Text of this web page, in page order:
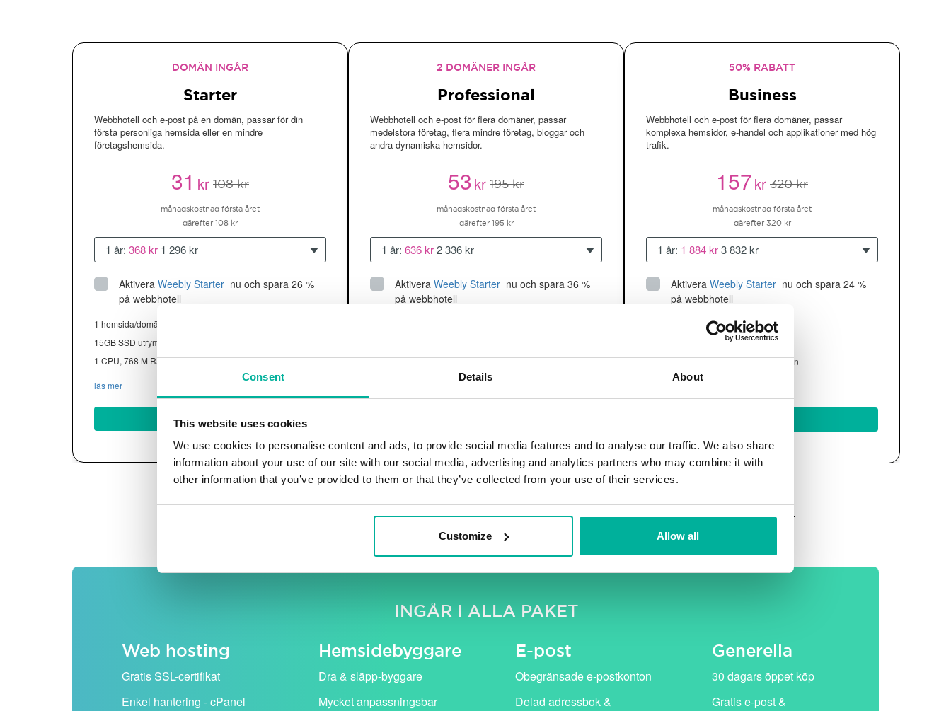
Consent Details About
This website uses cookies
We use cookies to personalise content and ads, to provide social media features and to analyse our traffic. We also share
information about your use of our site with our social media, advertising and analytics partners who may combine it with
other information that you’ve provided to them or that they’ve collected from your use of their services.
Customize Allow all
DOMÄN INGÅR
Starter
Webbhotell och e-post på en domän, passar för din
första personliga hemsida eller en mindre
företagshemsida.
31kr 108 kr
månadskostnad första året
därefter 108 kr
1 år: 368 kr1 296 kr
Aktivera Weebly Starter nu och spara 26 %
på webbhotell
1 hemsida/domän
15GB SSD utrymme
1 CPU, 768 M RAM ~13K besökare/mån
läs mer
Köp nu
2 DOMÄNER INGÅR
Professional
Webbhotell och e-post för flera domäner, passar
medelstora företag, flera mindre företag, bloggar och
andra dynamiska hemsidor.
53kr 195 kr
månadskostnad första året
därefter 195 kr
1 år: 636 kr2 336 kr
Aktivera Weebly Starter nu och spara 36 %
på webbhotell
2 CPU, 2GB RAM ~60K besökare/mån
50% RABATT
Business
Webbhotell och e-post för flera domäner, passar
komplexa hemsidor, e-handel och applikationer med hög
trafik.
157kr 320 kr
månadskostnad första året
därefter 320 kr
1 år: 1 884 kr3 832 kr
Aktivera Weebly Starter nu och spara 24 %
på webbhotell
Upp till 10 hemsidor/domäner
utrymme
4 CPU, 4GB RAM ~200K besökare/mån
Alla priser visas exklusive moms. Våra kampanjpriser (i rosa) gäller för det första året, därefter ersätts de av vårt
standardpris (visas med genomstruken text).
INGÅR I ALLA PAKET
Web hosting
Gratis SSL-certifikat
Enkel hantering - cPanel
Hemside­byggare
Dra & släpp-byggare
Mycket anpassningsbar
E-post
Obegränsade e-postkonton
Delad adressbok &
Generella
30 dagars öppet köp
Gratis e-post &